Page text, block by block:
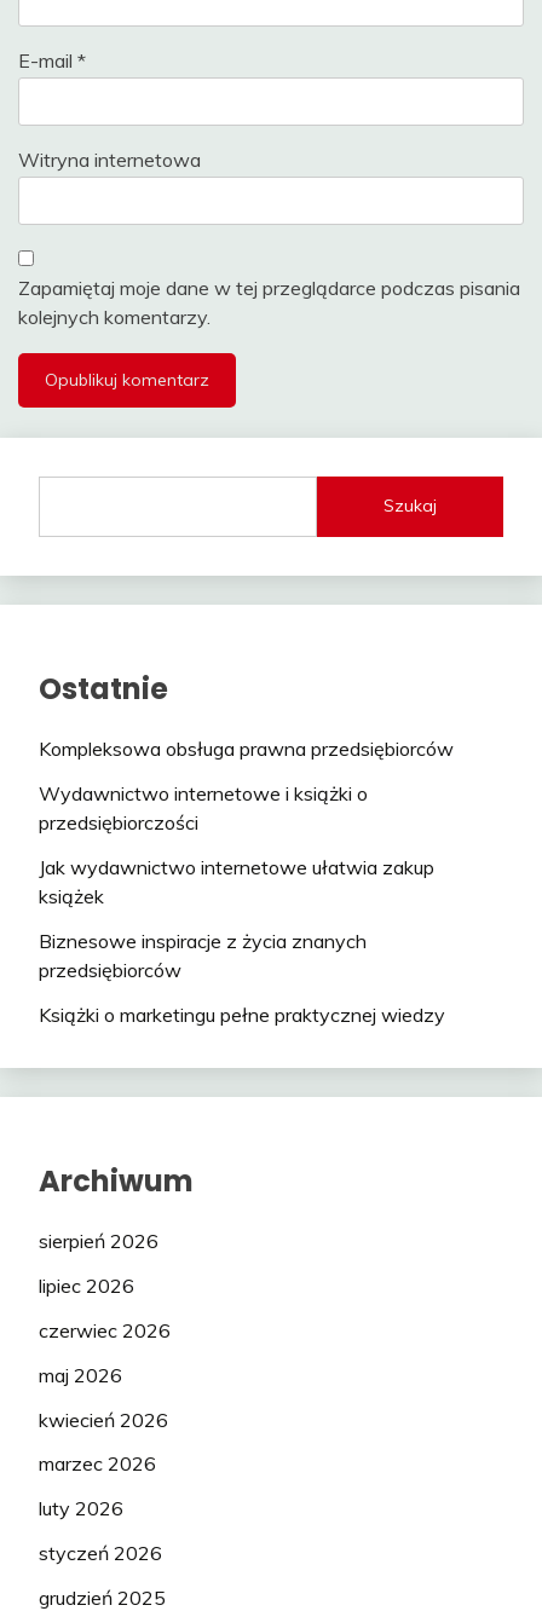
E-mail *
Witryna internetowa
Zapamiętaj moje dane w tej przeglądarce podczas pisania
kolejnych komentarzy.
Szukaj
Ostatnie
Kompleksowa obsługa prawna przedsiębiorców
Wydawnictwo internetowe i książki o
przedsiębiorczości
Jak wydawnictwo internetowe ułatwia zakup
książek
Biznesowe inspiracje z życia znanych
przedsiębiorców
Książki o marketingu pełne praktycznej wiedzy
Archiwum
sierpień 2026
lipiec 2026
czerwiec 2026
maj 2026
kwiecień 2026
marzec 2026
luty 2026
styczeń 2026
grudzień 2025